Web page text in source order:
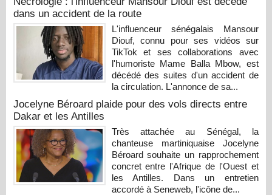
dans un accident de la route
L'influenceur sénégalais Mansour
Diouf, connu pour ses vidéos sur
TikTok et ses collaborations avec
l'humoriste Mame Balla Mbow, est
décédé des suites d'un accident de
la circulation. L'annonce de sa...
Jocelyne Béroard plaide pour des vols directs entre
Dakar et les Antilles
Très attachée au Sénégal, la
chanteuse martiniquaise Jocelyne
Béroard souhaite un rapprochement
concret entre l'Afrique de l'Ouest et
les Antilles. Dans un entretien
accordé à Seneweb, l'icône de...